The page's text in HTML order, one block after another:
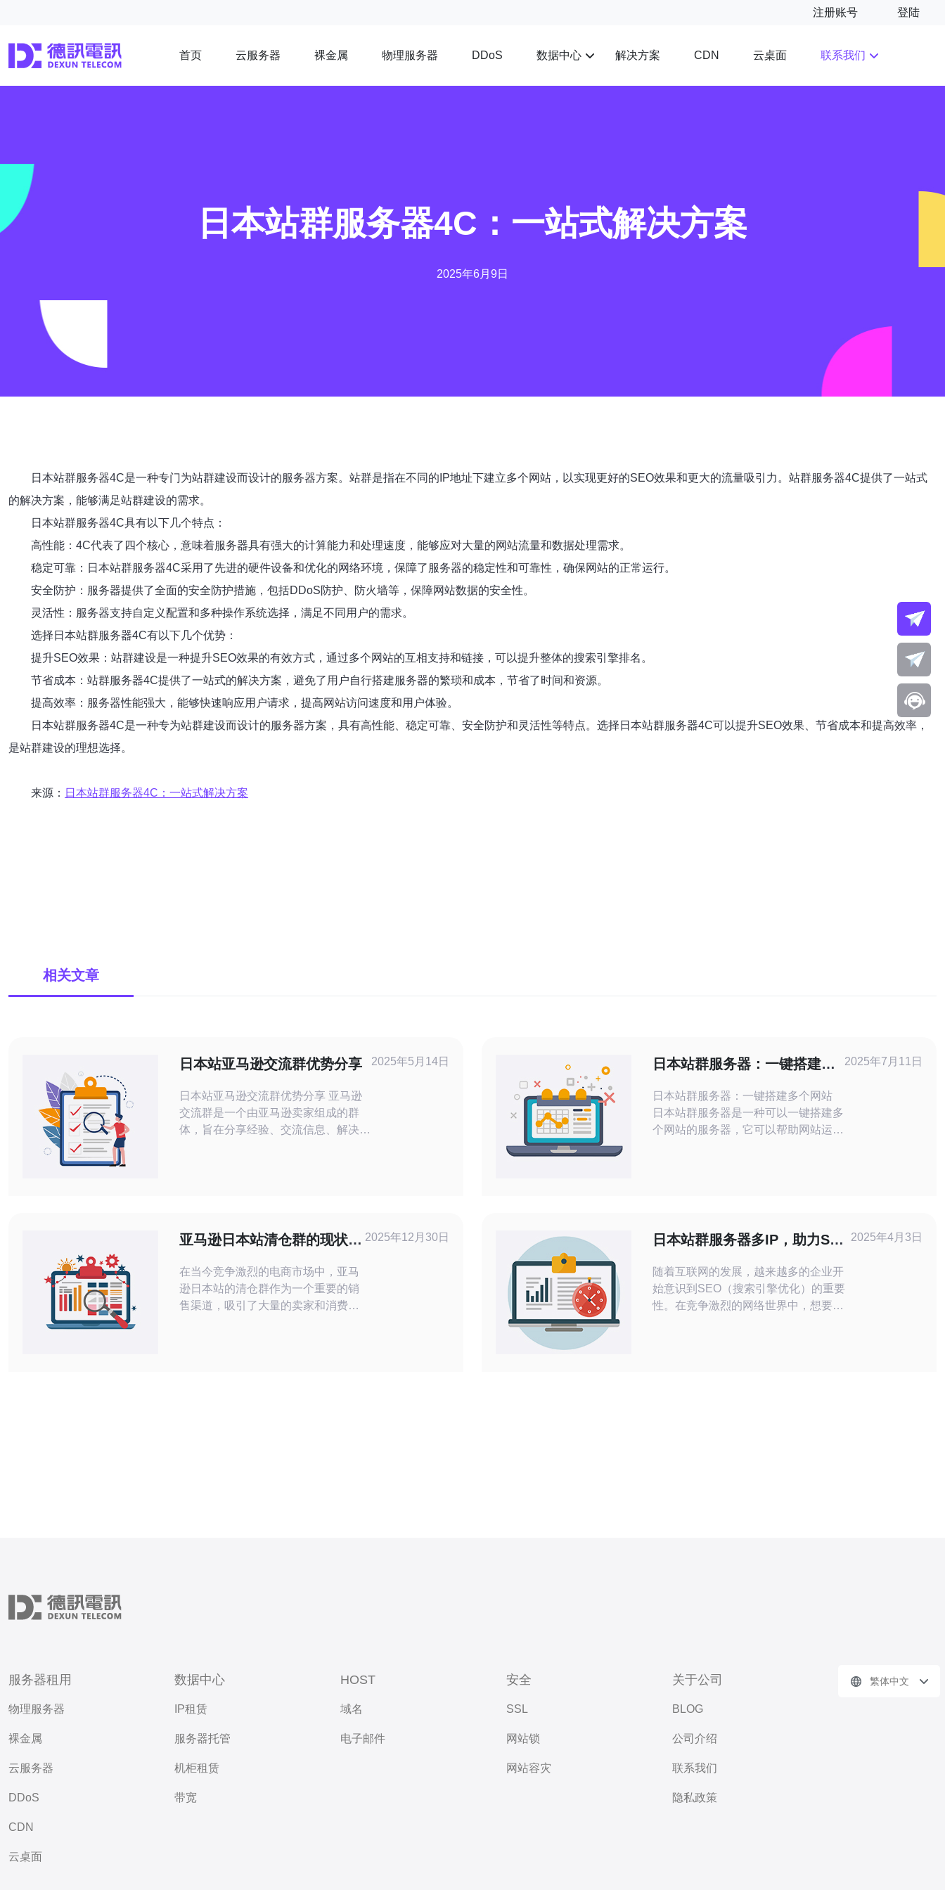
注册账号 登陆
首页 云服务器 裸金属 物理服务器 DDoS 数据中心 解决方案 CDN 云桌面 联系我们
日本站群服务器4C：一站式解决方案
2025年6月9日
日本站群服务器4C是一种专门为站群建设而设计的服务器方案。站群是指在不同的IP地址下建立多个网站，以实现更好的SEO效果和更大的流量吸引力。站群服务器4C提供了一站式
的解决方案，能够满足站群建设的需求。
日本站群服务器4C具有以下几个特点：
高性能：4C代表了四个核心，意味着服务器具有强大的计算能力和处理速度，能够应对大量的网站流量和数据处理需求。
稳定可靠：日本站群服务器4C采用了先进的硬件设备和优化的网络环境，保障了服务器的稳定性和可靠性，确保网站的正常运行。
安全防护：服务器提供了全面的安全防护措施，包括DDoS防护、防火墙等，保障网站数据的安全性。
灵活性：服务器支持自定义配置和多种操作系统选择，满足不同用户的需求。
选择日本站群服务器4C有以下几个优势：
提升SEO效果：站群建设是一种提升SEO效果的有效方式，通过多个网站的互相支持和链接，可以提升整体的搜索引擎排名。
节省成本：站群服务器4C提供了一站式的解决方案，避免了用户自行搭建服务器的繁琐和成本，节省了时间和资源。
提高效率：服务器性能强大，能够快速响应用户请求，提高网站访问速度和用户体验。
日本站群服务器4C是一种专为站群建设而设计的服务器方案，具有高性能、稳定可靠、安全防护和灵活性等特点。选择日本站群服务器4C可以提升SEO效果、节省成本和提高效率，
是站群建设的理想选择。
来源： 日本站群服务器4C：一站式解决方案
相关文章
日本站亚马逊交流群优势分享
日本站亚马逊交流群优势分享 亚马逊
交流群是一个由亚马逊卖家组成的群
体，旨在分享经验、交流信息、解决问
助新手卖家更快地了解亚马逊的运营规
则、推广技巧、产品选品等
2025年5月14日
日本站群服务器：一键搭建多
日本站群服务器：一键搭建多个网站
日本站群服务器是一种可以一键搭建多
个网站的服务器，它可以帮助网站运营
个网站运行的效果。通过站群服务器，
网站管理员可以统一管理
2025年7月11日
亚马逊日本站清仓群的现状与
在当今竞争激烈的电商市场中，亚马
逊日本站的清仓群作为一个重要的销
售渠道，吸引了大量的卖家和消费
2025年12月30日
日本站群服务器多IP，助力SEO
随着互联网的发展，越来越多的企业开
始意识到SEO（搜索引擎优化）的重要
性。在竞争激烈的网络世界中，想要在
2025年4月3日
服务器租用
物理服务器
裸金属
云服务器
DDoS
CDN
云桌面
数据中心
IP租赁
服务器托管
机柜租赁
带宽
HOST
域名
电子邮件
安全
SSL
网站锁
网站容灾
关于公司
BLOG
公司介绍
联系我们
隐私政策
繁体中文